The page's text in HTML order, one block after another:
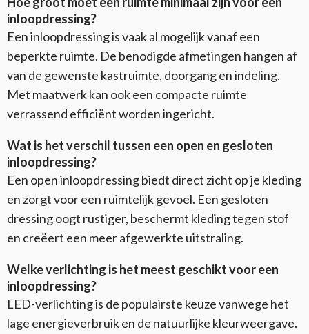
inloopdressing?
Een inloopdressing is vaak al mogelijk vanaf een
beperkte ruimte. De benodigde afmetingen hangen af
van de gewenste kastruimte, doorgang en indeling.
Met maatwerk kan ook een compacte ruimte
verrassend efficiënt worden ingericht.
Wat is het verschil tussen een open en gesloten
inloopdressing?
Een open inloopdressing biedt direct zicht op je kleding
en zorgt voor een ruimtelijk gevoel. Een gesloten
dressing oogt rustiger, beschermt kleding tegen stof
en creëert een meer afgewerkte uitstraling.
Welke verlichting is het meest geschikt voor een
inloopdressing?
LED-verlichting is de populairste keuze vanwege het
lage energieverbruik en de natuurlijke kleurweergave.